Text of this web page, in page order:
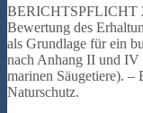
BERICHTSPFLICHT
Bewertung des
als Grundlage für ein
nach Anhang II und
marinen Säugetiere).
Naturschutz.